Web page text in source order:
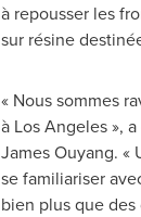
à repousser les
sur résine
« Nous sommes
à Los Angeles», a
James Ouyang. «
se familiariser
bien plus que